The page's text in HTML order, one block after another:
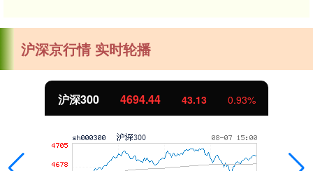
沪深京行情 实时轮播
沪深300 4694.44 43.13 0.93%